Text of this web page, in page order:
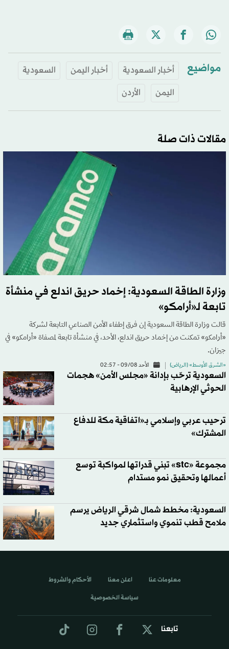
مواضيع أخبار السعودية أخبار اليمن
السعودية
اليمن
الأردن
مقالات ذات صلة
وزارة الطاقة السعودية: إخماد حريق اندلع في منشأة
تابعة لـ«أرامكو»
قالت وزارة الطاقة السعودية إن فرق إطفاء الأمن الصناعي التابعة لشركة
«أرامكو» تمكنت من إخماد حريق اندلع، الأحد، في منشأة تابعة لمصفاة «أرامكو» في
جيزان.
«الشرق الأوسط» (الرياض) الأحد 09/08 - 02:57
السعودية ترحّب بإدانة «مجلس الأمن» هجمات
الحوثي الإرهابية
ترحيب عربي وإسلامي بـ«اتفاقية مكة للدفاع
المشترك»
مجموعة «stc» تبني قدراتها لمواكبة توسع
أعمالها وتحقيق نمو مستدام
السعودية: مخطط شمال شرقي الرياض يرسم
ملامح قطب تنموي واستثماري جديد
تابعنا
معلومات عنا اعلن معنا الأحكام والشروط
سياسة الخصوصية